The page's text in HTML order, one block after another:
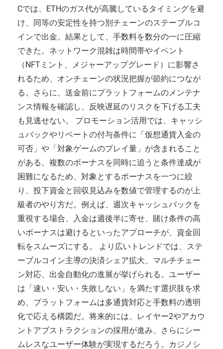
Cでは、ETHのガス代が高騰しているタイミングを避
け、同等の安定性を持つ別チェーンのステーブルコ
インで出金。結果として、手数料を数分の一に圧縮
できた。ネットワーク混雑は時間帯やイベント
（NFTミント、メジャーアップグレード）に影響さ
れるため、オンチェーンの状況把握が節約につなが
る。さらに、送金前にプラットフォームのメンテナ
ンス情報を確認し、反映遅延のリスクを下げる工夫
も見逃せない。 プロモーション活用では、キャッシ
ュバックやリベートの付与条件に「仮想通貨入金の
可否」や「対象ゲームのプレイ量」が含まれること
がある。複数のボーナスを同時に追うと条件達成が
困難になるため、対象とするボーナスを一つに絞
り、投下資金と回収見込みを数値で管理するのが上
級者のやり方だ。例えば、週次キャッシュバックを
重視する場合、入金は週後半に寄せ、賭け条件の高
いボーナスは避けるといったアプローチが、資金回
転をスムーズにする。 より広いトレンドでは、ステ
ーブルコイン主導の決済シェア拡大、マルチチェー
ン対応、出金自動化の進展が挙げられる。ユーザー
は「速い・安い・失敗しない」を満たす選択肢を求
め、プラットフォームは多通貨対応と手数料の透明
化で応える構図だ。将来的には、レイヤー2やアカウ
ントアブストラクションの採用が進み、さらにシー
ムレスなユーザー体験が実現するだろう。カジノシ